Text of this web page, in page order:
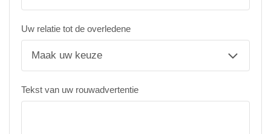
Uw relatie tot de overledene
Tekst van uw rouwadvertentie